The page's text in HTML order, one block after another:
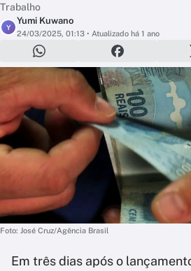
Trabalho
Y
Yumi Kuwano
24/03/2025, 01:13 • Atualizado há 1 ano
Foto: José Cruz/Agência Brasil
Em três dias após o